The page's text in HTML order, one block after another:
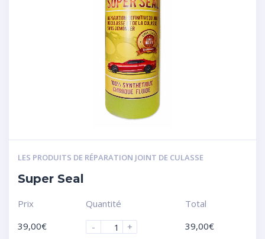
LES PRODUITS DE RÉPARATION JOINT DE CULASSE
Super Seal
Prix
39,00€
Quantité
-
+
Total
39,00€